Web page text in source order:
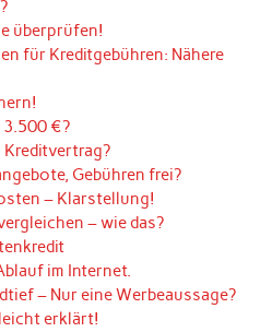
überprüfen!
für Kreditgebühren: Nähere
3.500 €?
Gebühren frei?
– Klarstellung!
– wie das?
im Internet.
– Nur eine Werbeaussage?
erklärt!